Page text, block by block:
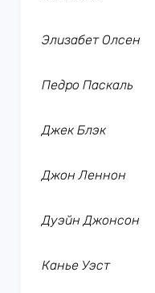
Элизабет Олсен
Педро Паскаль
Джек Блэк
Джон Леннон
Дуэйн Джонсон
Канье Уэст